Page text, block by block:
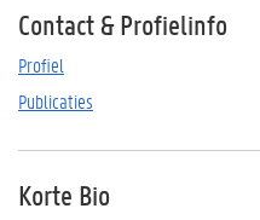
Contact & Profielinfo
Profiel
Publicaties
Korte Bio